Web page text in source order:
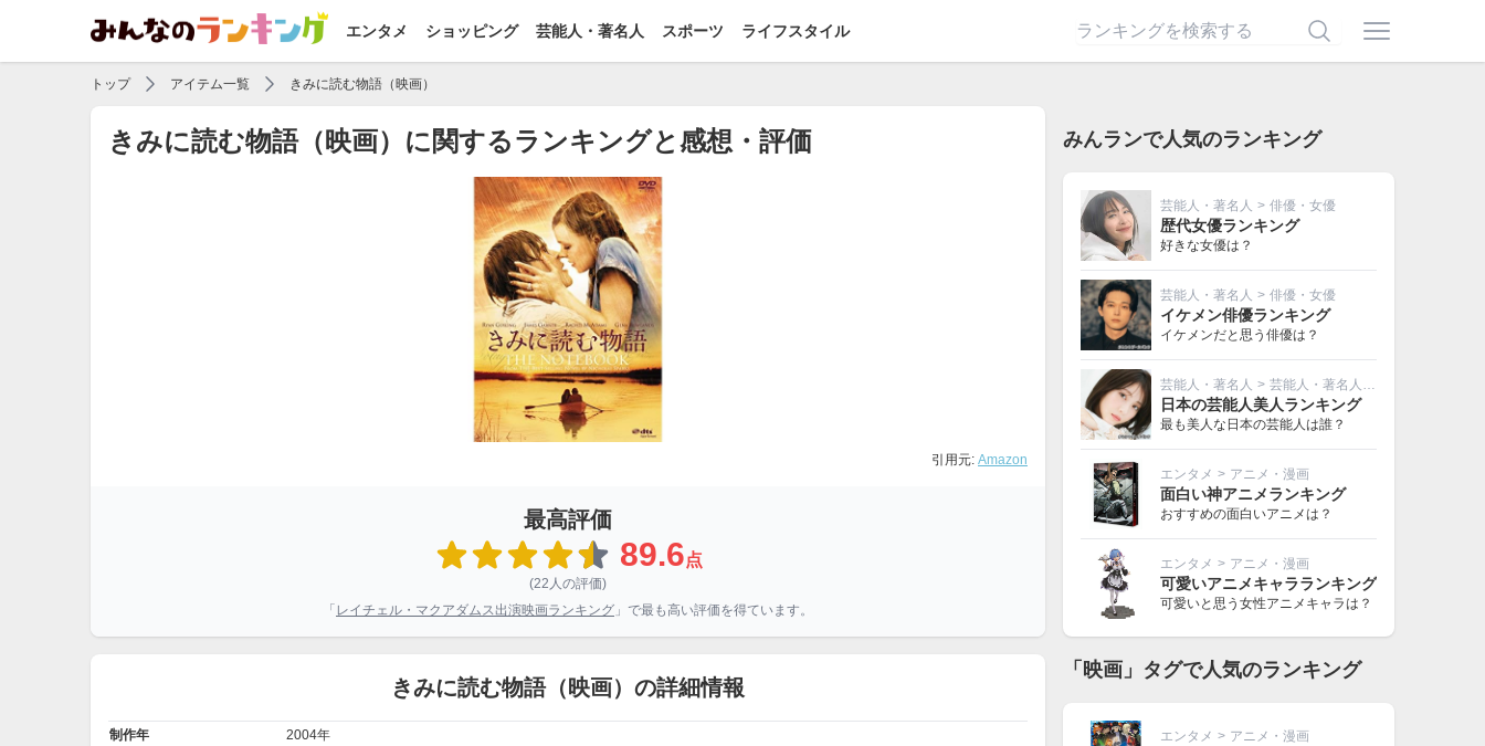
エンタメ ショッピング 芸能人・著名人 スポーツ ライフスタイル
トップ アイテム一覧 きみに読む物語（映画）
きみに読む物語（映画）に関するランキングと感想・評価
引用元: Amazon
最高評価
89.6点
(22人の評価)
「 レイチェル・マクアダムス出演映画ランキング 」で最も高い評価を得ています。
きみに読む物語（映画）の詳細情報
制作年
2004年
みんランで人気のランキング
芸能人・著名人 > 俳優・女優
歴代女優ランキング
好きな女優は？
芸能人・著名人 > 俳優・女優
イケメン俳優ランキング
イケメンだと思う俳優は？
芸能人・著名人 > 芸能人・著名人その他
日本の芸能人美人ランキング
最も美人な日本の芸能人は誰？
エンタメ > アニメ・漫画
面白い神アニメランキング
おすすめの面白いアニメは？
エンタメ > アニメ・漫画
可愛いアニメキャラランキング
可愛いと思う女性アニメキャラは？
「映画」タグで人気のランキング
エンタメ > アニメ・漫画